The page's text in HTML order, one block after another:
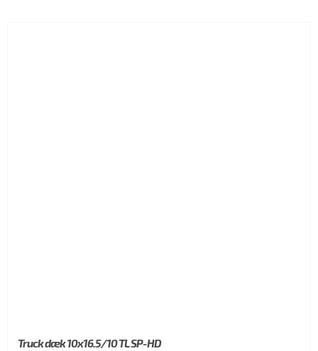
Truck dæk 10x16.5/10 TL SP-HD